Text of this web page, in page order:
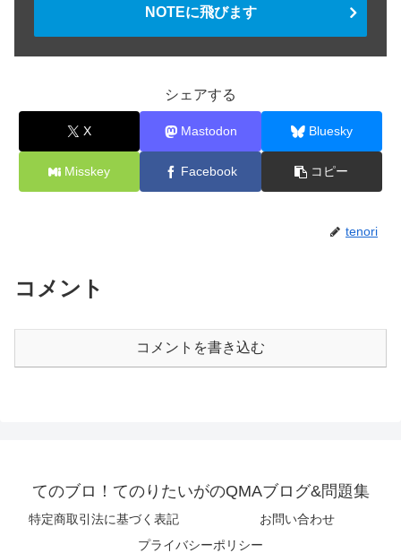
NOTEに飛びます
シェアする
X Mastodon Bluesky
Misskey Facebook コピー
tenori
コメント
コメントを書き込む
てのブロ！てのりたいがのQMAブログ&問題集
特定商取引法に基づく表記
お問い合わせ
プライバシーポリシー